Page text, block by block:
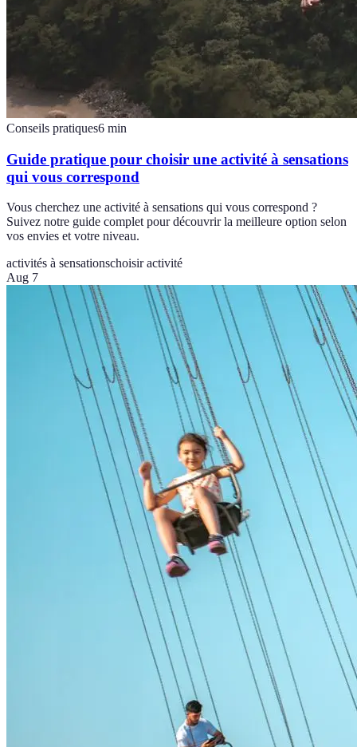
Conseils pratiques6 min
Guide pratique pour choisir une activité à sensations
qui vous correspond
Vous cherchez une activité à sensations qui vous correspond ?
Suivez notre guide complet pour découvrir la meilleure option selon
vos envies et votre niveau.
activités à sensationschoisir activité
Aug 7